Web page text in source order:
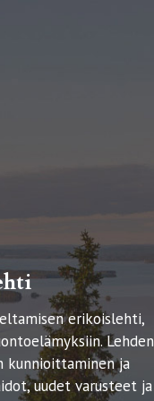
erikoislehti,
Lehden
kunnioittaminen ja
uudet varusteet ja